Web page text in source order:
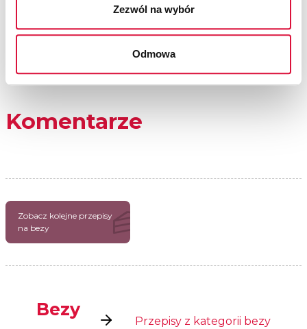
Zezwól na wybór
Odmowa
Komentarze
Zobacz kolejne przepisy
na bezy
Bezy
Przepisy z kategorii bezy